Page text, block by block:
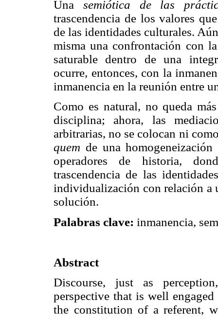
Una semiótica
de las
trascendencia de los valores
de las identidades culturales.
misma una confrontación con
saturable dentro de una
ocurre, entonces, con la
inmanencia en la reunión entre
Como es natural, no queda
disciplina; ahora, las
arbitrarias, no se colocan ni
quem de una
operadores de historia,
trascendencia de las
individualización con relación a
solución.
Palabras clave: inmanencia,
Abstract
Discourse, just as
perspective that is well
the constitution of a referent,